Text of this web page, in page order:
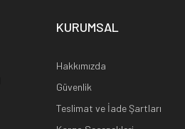
KURUMSAL
Hakkımızda
Güvenlik
Teslimat ve İade Şartları